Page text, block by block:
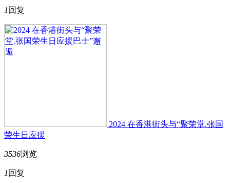
1 回复
2024 在香港街头与“聚荣堂.张国
荣生日应援
3536浏览
1 回复